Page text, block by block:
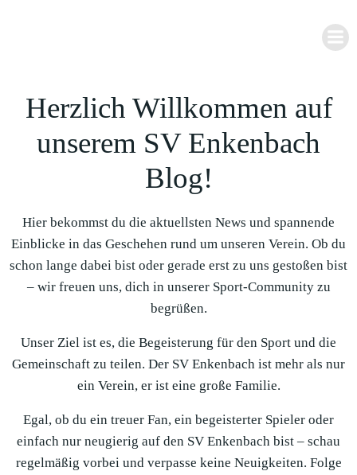
Herzlich Willkommen auf
unserem SV Enkenbach
Blog!
Hier bekommst du die aktuellsten News und spannende
Einblicke in das Geschehen rund um unseren Verein. Ob du
schon lange dabei bist oder gerade erst zu uns gestoßen bist
– wir freuen uns, dich in unserer Sport-Community zu
begrüßen.
Unser Ziel ist es, die Begeisterung für den Sport und die
Gemeinschaft zu teilen. Der SV Enkenbach ist mehr als nur
ein Verein, er ist eine große Familie.
Egal, ob du ein treuer Fan, ein begeisterter Spieler oder
einfach nur neugierig auf den SV Enkenbach bist – schau
regelmäßig vorbei und verpasse keine Neuigkeiten. Folge